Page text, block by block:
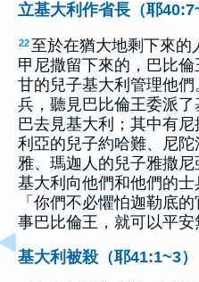
立基大利作省長（耶
22至於在猶大地剩下來的
甲尼撒留下來的，巴比
甘的兒子基大利管理他們
兵，聽見巴比倫王委派
巴去見基大利；其中有
利亞的兒子約哈難、尼
雅、瑪迦人的兒子雅撒尼
基大利向他們和他們的士
「你們不必懼怕迦勒底
事巴比倫王，就可以平安
基大利被殺（耶41:1~3）